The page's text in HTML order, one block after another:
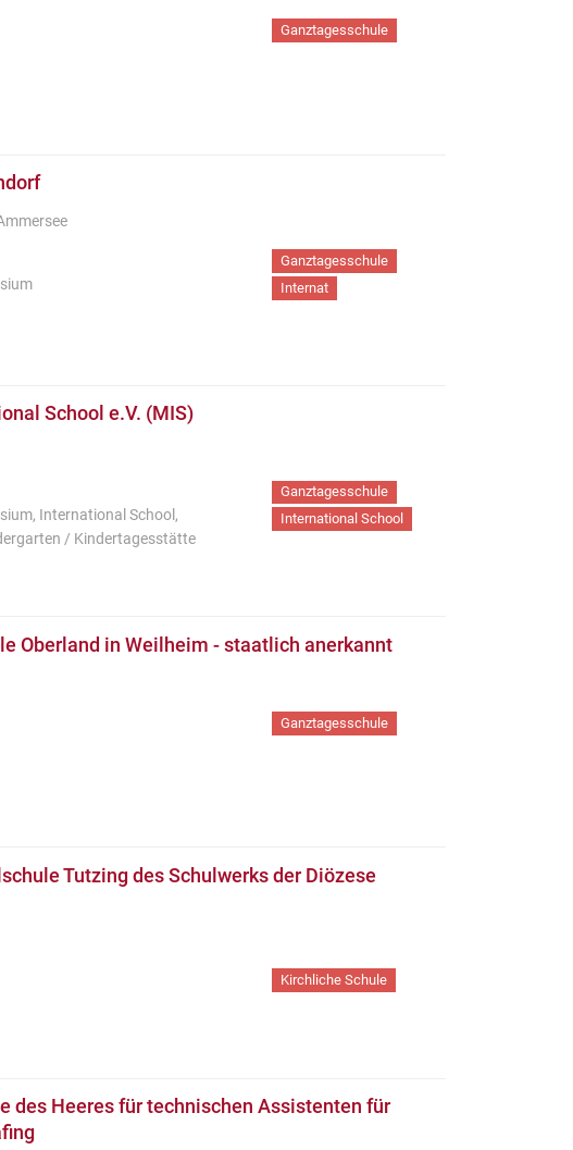
Ganztagesschule
Ganztagesschule
Internat
School e.V. (MIS)
International School,
/ Kindertagesstätte
Ganztagesschule
International School
Oberland in Weilheim - staatlich anerkannt
Ganztagesschule
Tutzing des Schulwerks der Diözese
Kirchliche Schule
des Heeres für technischen Assistenten für